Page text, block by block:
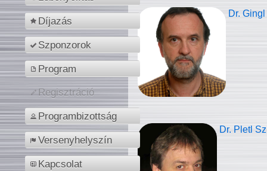
Díjazás
Szponzorok
Program
Regisztráció
Programbizottság
Versenyhelyszín
Kapcsolat
Dr.
Dr. Pletl